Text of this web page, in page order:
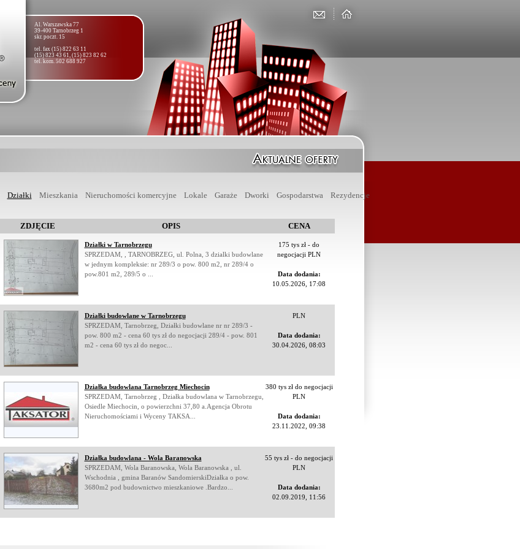
Al. Warszawska 77
39-400 Tarnobrzeg 1
skr. poczt. 15
tel. fax (15) 822 63 11
(15) 823 43 61, (15) 823 82 62
tel. kom. 502 688 927
Działki Mieszkania Nieruchomości komercyjne Lokale Garaże Dworki Gospodarstwa Rezydencje
ZDJĘCIE OPIS CENA
Działki w Tarnobrzegu
SPRZEDAM, , TARNOBRZEG, ul. Polna, 3 dzialki budowlane
w jednym kompleksie: nr 289/3 o pow. 800 m2, nr 289/4 o
pow.801 m2, 289/5 o ...
175 tys zł - do
negocjacji PLN
Data dodania:
10.05.2026, 17:08
Działki budowlane w Tarnobrzegu
SPRZEDAM, Tarnobrzeg, Działki budowlane nr nr 289/3 -
pow. 800 m2 - cena 60 tys zł do negocjacji 289/4 - pow. 801
m2 - cena 60 tys zł do negoc...
PLN
Data dodania:
30.04.2026, 08:03
Działka budowlana Tarnobrzeg Miechocin
SPRZEDAM, Tarnobrzeg , Działka budowlana w Tarnobrzegu,
Osiedle Miechocin, o powierzchni 37,80 a.Agencja Obrotu
Nieruchomościami i Wyceny TAKSA...
380 tys zł do negocjacji
PLN
Data dodania:
23.11.2022, 09:38
Działka budowlana - Wola Baranowska
SPRZEDAM, Wola Baranowska, Wola Baranowska , ul.
Wschodnia , gmina Baranów SandomierskiDziałka o pow.
3680m2 pod budownictwo mieszkaniowe .Bardzo...
55 tys zł - do negocjacji
PLN
Data dodania:
02.09.2019, 11:56